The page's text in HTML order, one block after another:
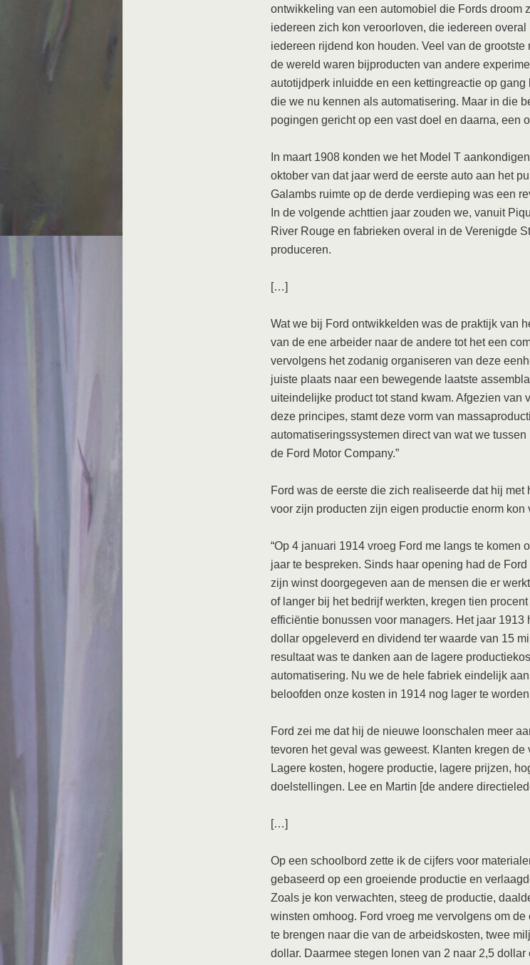
ontwikkeling van een automobiel die Fords droom
iedereen zich kon veroorloven, die iedereen
iedereen rijdend kon houden. Veel van de
de wereld waren bijproducten van andere
autotijdperk inluidde en een kettingreactie op
die we nu kennen als automatisering. Maar in die
pogingen gericht op een vast doel en daarna, een
In maart 1908 konden we het Model T
oktober van dat jaar werd de eerste auto aan het
Galambs ruimte op de derde verdieping was een
In de volgende achttien jaar zouden we, vanuit
River Rouge en fabrieken overal in de Verenigde
produceren.
[…]
Wat we bij Ford ontwikkelden was de praktijk van
van de ene arbeider naar de andere tot het een
vervolgens het zodanig organiseren van deze
juiste plaats naar een bewegende laatste
uiteindelijke product tot stand kwam. Afgezien van
deze principes, stamt deze vorm van
automatiseringssystemen direct van wat we
de Ford Motor Company.”
Ford was de eerste die zich realiseerde dat hij
voor zijn producten zijn eigen productie enorm kon
“Op 4 januari 1914 vroeg Ford me langs te komen
jaar te bespreken. Sinds haar opening had de
zijn winst doorgegeven aan de mensen die er
of langer bij het bedrijf werkten, kregen tien
efficiëntie bonussen voor managers. Het jaar 1913
dollar opgeleverd en dividend ter waarde van 15
resultaat was te danken aan de lagere
automatisering. Nu we de hele fabriek eindelijk
beloofden onze kosten in 1914 nog lager te
Ford zei me dat hij de nieuwe loonschalen meer
tevoren het geval was geweest. Klanten kregen de
Lagere kosten, hogere productie, lagere prijzen,
doelstellingen. Lee en Martin [de andere
[…]
Op een schoolbord zette ik de cijfers voor
gebaseerd op een groeiende productie en
Zoals je kon verwachten, steeg de productie,
winsten omhoog. Ford vroeg me vervolgens om
te brengen naar die van de arbeidskosten, twee
dollar. Daarmee stegen lonen van 2 naar 2,5 dollar